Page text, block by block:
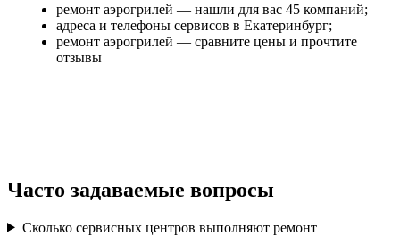
ремонт аэрогрилей — нашли для вас 45 компаний;
адреса и телефоны сервисов в Екатеринбург;
ремонт аэрогрилей — сравните цены и прочтите
отзывы
Часто задаваемые вопросы
Сколько сервисных центров выполняют ремонт